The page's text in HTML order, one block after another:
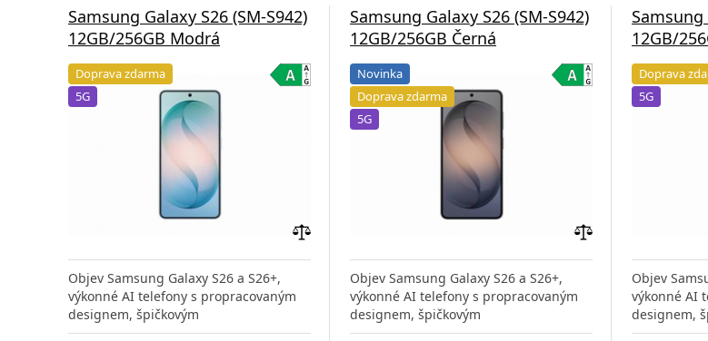
Samsung Galaxy S26 (SM-S942)
12GB/256GB Modrá
Doprava zdarma
5G
porovnání
Objev Samsung Galaxy S26 a S26+,
výkonné AI telefony s propracovaným
designem, špičkovým
Samsung Galaxy S26 (SM-S942)
12GB/256GB Černá
Novinka
Doprava zdarma
5G
porovnání
Objev Samsung Galaxy S26 a S26+,
výkonné AI telefony s propracovaným
designem, špičkovým
Samsung
12GB/
Doprava
5G
Objev
výkonné AI
designem,